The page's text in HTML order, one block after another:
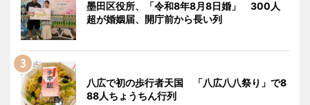
墨田区役所、「令和8年8月8日婚」 300人
超が婚姻届、開庁前から長い列
八広で初の歩行者天国 「八広八八祭り」で8
88人ちょうちん行列